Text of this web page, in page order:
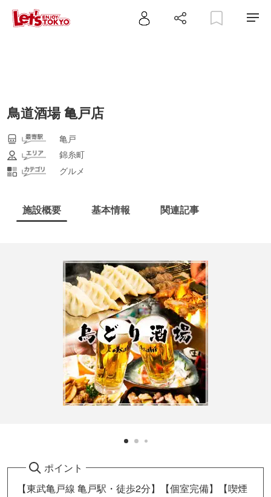
鳥道酒場 亀戸店
亀戸
錦糸町
グルメ
施設概要 基本情報 関連記事
ポイント
【東武亀戸線 亀戸駅・徒歩2分】【個室完備】【喫煙